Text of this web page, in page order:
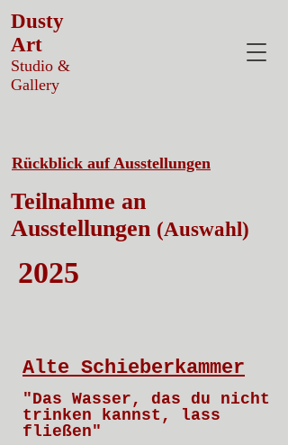
Dusty
Art
Studio &
Gallery
Rückblick auf Ausstellungen
Teilnahme an
Ausstellungen (Auswahl)
2025
Alte Schieberkammer
"Das Wasser, das du nicht
trinken kannst, lass
fließen"